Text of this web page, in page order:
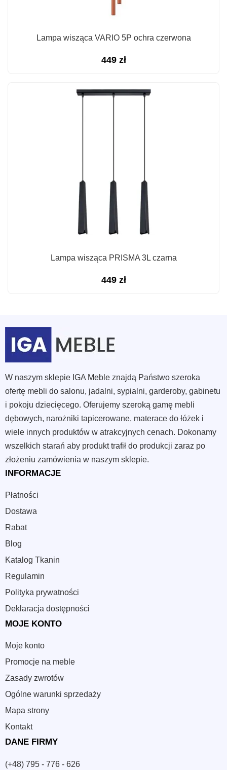
Lampa wisząca VARIO 5P ochra czerwona
449 zł
Lampa wisząca PRISMA 3L czarna
449 zł
W naszym sklepie IGA Meble znajdą Państwo szeroka
ofertę mebli do salonu, jadalni, sypialni, garderoby, gabinetu
i pokoju dziecięcego. Oferujemy szeroką gamę mebli
dębowych, narożniki tapicerowane, materace do łóżek i
wiele innych produktów w atrakcyjnych cenach. Dokonamy
wszelkich starań aby produkt trafił do produkcji zaraz po
złożeniu zamówienia w naszym sklepie.
INFORMACJE
Płatności
Dostawa
Rabat
Blog
Katalog Tkanin
Regulamin
Polityka prywatności
Deklaracja dostępności
MOJE KONTO
Moje konto
Promocje na meble
Zasady zwrotów
Ogólne warunki sprzedaży
Mapa strony
Kontakt
DANE FIRMY
(+48) 795 - 776 - 626